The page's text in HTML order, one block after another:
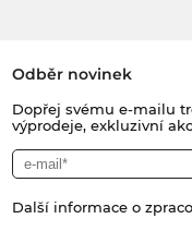
Odběr novinek
Dopřej svému e-mailu
výprodeje, exkluzivní
Další informace o